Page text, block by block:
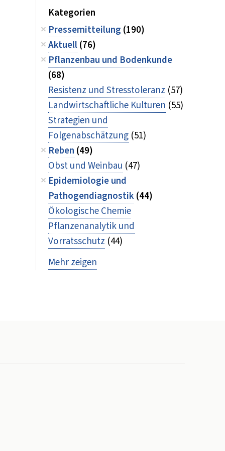
Kategorien
Pressemitteilung (190)
Aktuell(76)
Pflanzenbau und Bodenkunde
(68)
Resistenz und Stresstoleranz (57)
Landwirtschaftliche Kulturen (55)
Strategien und
Folgenabschätzung (51)
Reben (49)
Obst und Weinbau (47)
Epidemiologie und
Pathogendiagnostik(44)
Ökologische Chemie
Pflanzenanalytik und
Vorratsschutz (44)
Mehr zeigen